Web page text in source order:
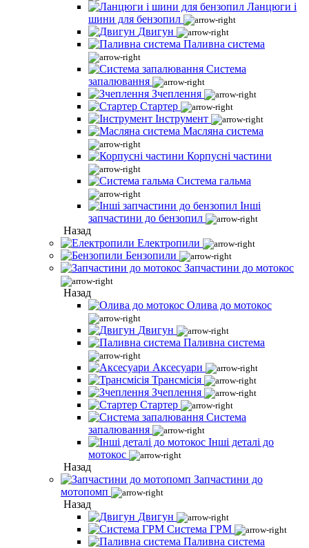
Ланцюги і
шини для бензопил
Двигун
Паливна система
Система
запалювання
Зчеплення
Стартер
Інструмент
Масляна система
Корпусні частини
Система гальма
Інші
запчастини до бензопил
Назад
Електропили
Бензопили
Запчастини до мотокос
Назад
Олива до мотокос
Двигун
Паливна система
Аксесуари
Трансмісія
Зчеплення
Стартер
Система
запалювання
Інші деталі до
мотокос
Назад
Запчастини до
мотопомп
Назад
Двигун
Система ГРМ
Паливна система